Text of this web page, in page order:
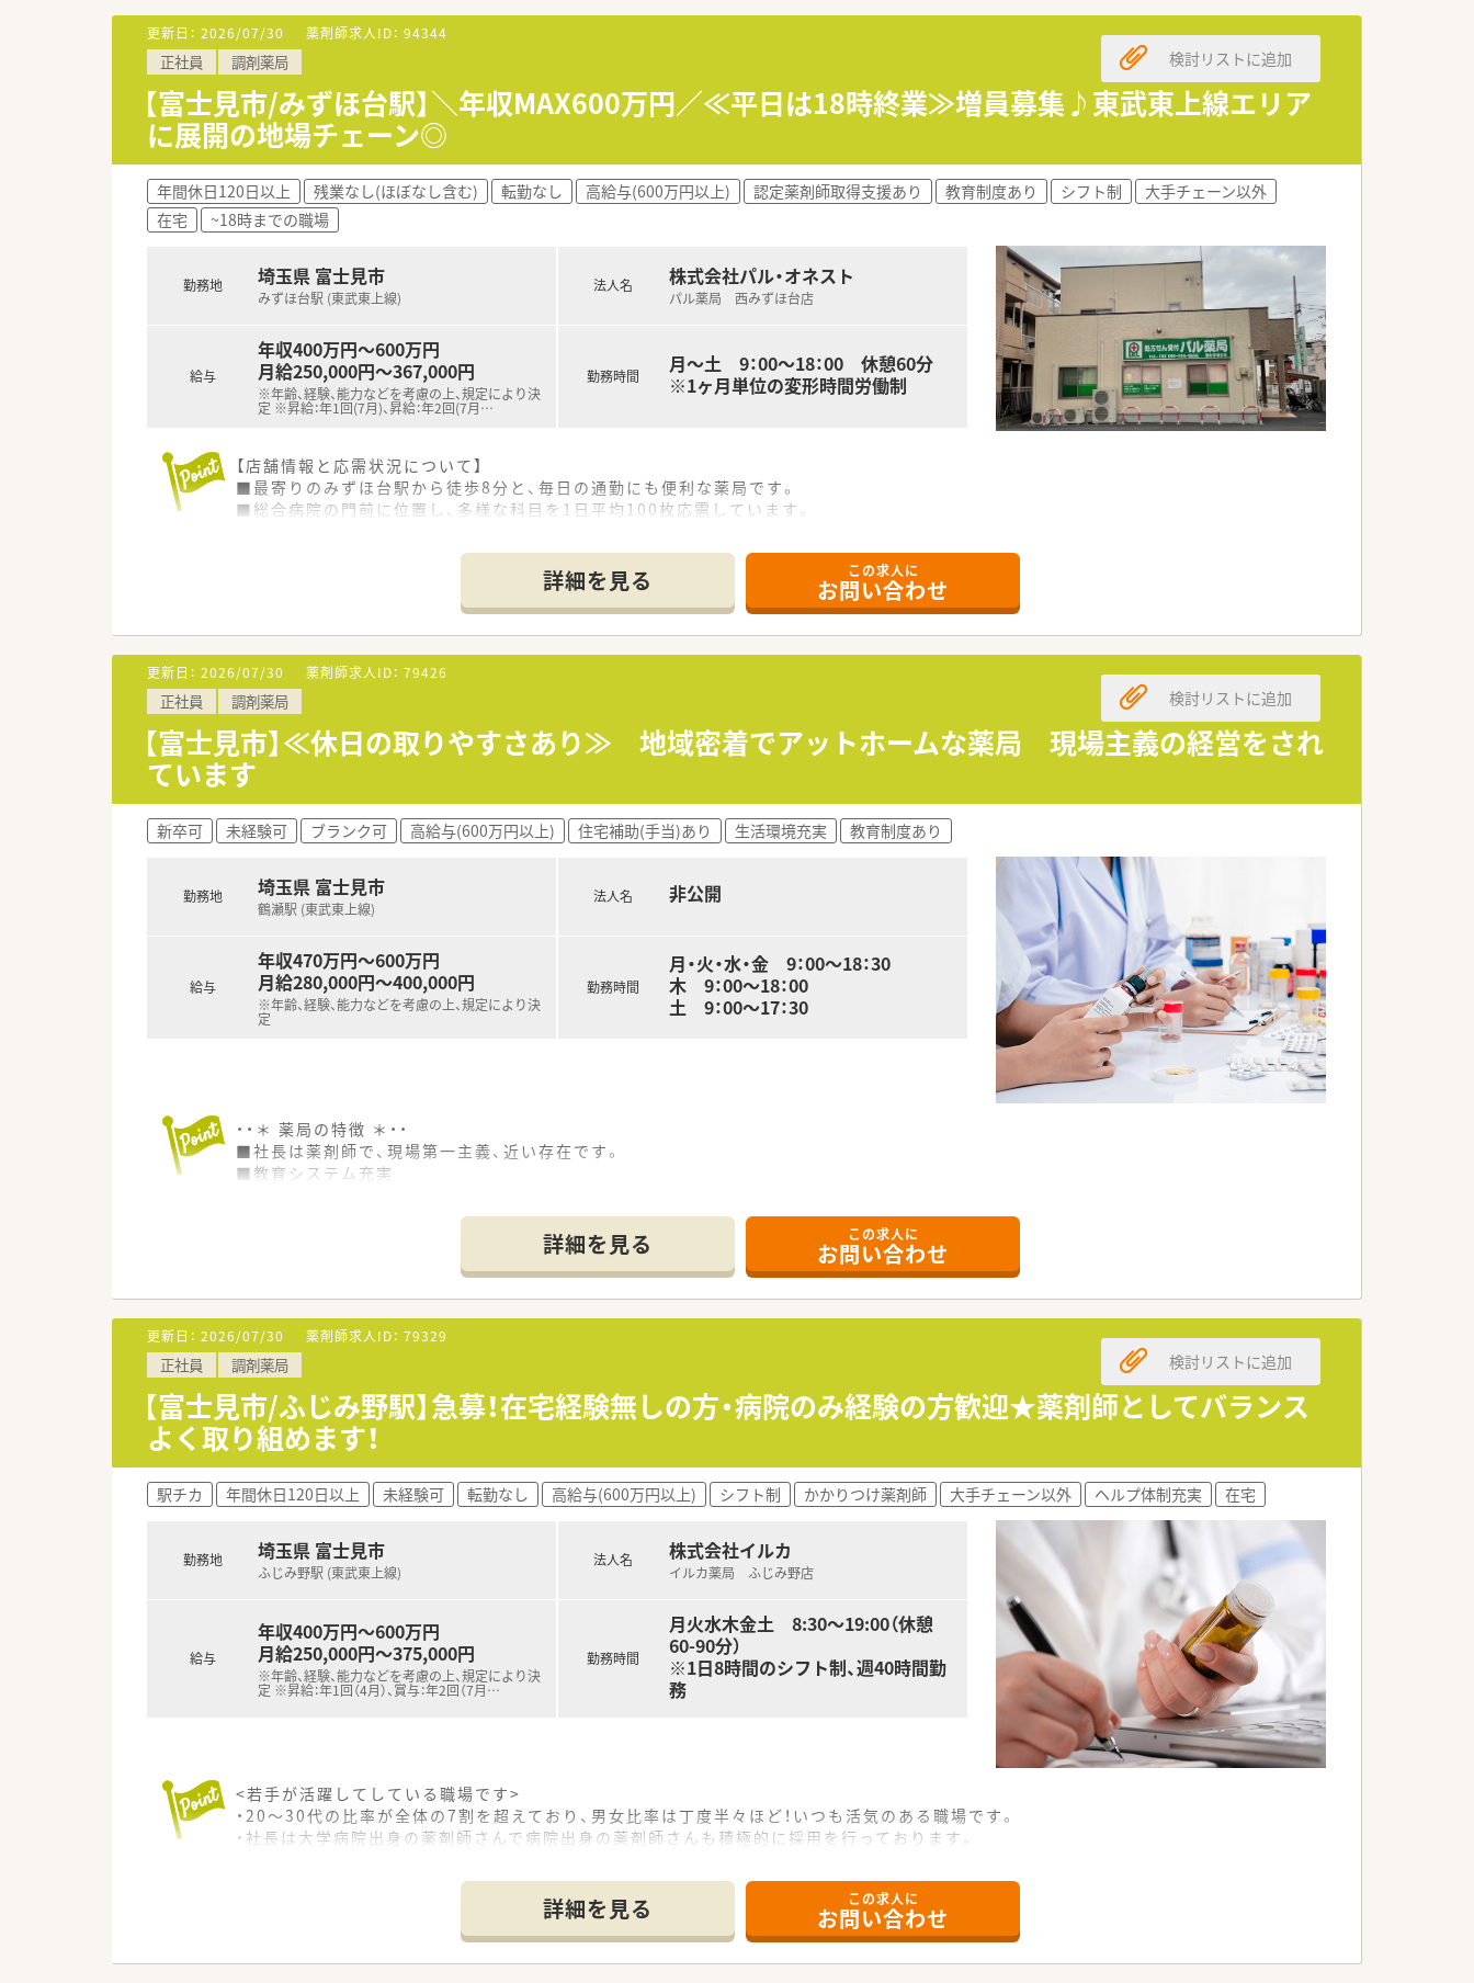
【勤務実態について】
■年間休日は120日以上が確保されており、プライベートの時間も大切にできます。
■勤務薬剤師の月平均残業時間は5時間程度と、ワークライフバランスを重視しています。
■週40時間の変形労働時間制を導入しており、メリハリをつけて働くことが可能です。
【こんな取り組みをしています】
■処方箋がなくても立ち寄れる薬局を目指し、カフェの運営やラジオ放送を行っています。
■地域住民の健康をサポートするため、店舗での水素水提供や健康イベントを開催します。
■薬剤師と管理栄養士が連携し、オリジナルのクラフトビールを制作した実績もあります。
更新日： 2026/07/30 薬剤師求人ID： 94344
正社員 調剤薬局
【富士見市/みずほ台駅】＼年収MAX600万円／≪平日は18時終業≫増員募集♪東武東上線エリア
に展開の地場チェーン◎
検討リストに追加
年間休日120日以上 残業なし(ほぼなし含む) 転勤なし 高給与(600万円以上) 認定薬剤師取得支援あり 教育制度あり シフト制
大手チェーン以外
在宅
~18時までの職場
勤務地 埼玉県 富士見市
みずほ台駅 (東武東上線)
給与
年収400万円～600万円
月給250,000円～367,000円
※年齢、経験、能力などを考慮の上、規定により決
定 ※昇給：年1回(7月)、昇給：年2回(7月…
法人名 株式会社パル・オネスト
パル薬局 西みずほ台店
勤務時間
月～土 9：00～18：00 休憩60分
※1ヶ月単位の変形時間労働制
【店舗情報と応需状況について】
■最寄りのみずほ台駅から徒歩8分と、毎日の通勤にも便利な薬局です。
■総合病院の門前に位置し、多様な科目を1日平均100枚応需しています。
■埼玉県と東京都の東武東上線沿線を中心に34店舗を展開する法人です。
■社員とその家族を大切にする理念を掲げ、安心して長く働ける環境です。
■地域に根差したドミナント戦略で、無理な転居を伴う異動はありません。
【想定されるキャリアイメージ】
■総合門前での経験を活かし、認定薬剤師の資格取得を目指すことができます。
■一般薬剤師から薬局長、エリアマネージャーへと着実にステップアップできます。
■能力と意欲次第では30代で部長職に就くことも可能で、実績もあります。
【こんな取り組みをしています】
■処方箋がなくても気軽に立ち寄れるよう、カフェの運営やイベントを開催です。
■地域の健康サポートのため、水素水サーバーの設置など独自の試みも多いです。
詳細を見る この求人に
お問い合わせ
更新日： 2026/07/30 薬剤師求人ID： 79426
正社員 調剤薬局
【富士見市】≪休日の取りやすさあり≫ 地域密着でアットホームな薬局 現場主義の経営をされ
ています
検討リストに追加
新卒可 未経験可 ブランク可 高給与(600万円以上) 住宅補助(手当)あり 生活環境充実 教育制度あり
勤務地 埼玉県 富士見市
鶴瀬駅 (東武東上線)
給与
年収470万円～600万円
月給280,000円～400,000円
※年齢、経験、能力などを考慮の上、規定により決
定
法人名 非公開
勤務時間
月・火・水・金 9：00～18：30
木 9：00～18：00
土 9：00～17：30
・・＊ 薬局の特徴 ＊・・
■社長は薬剤師で、現場第一主義、近い存在です。
■教育システム充実
その他メーカー勉強会、薬剤師会などもあります。
新薬情報・ビタミン剤虎の巻、AX管理、SNETQD、書籍など環境を整っています。
ご家族、ご友人と利用できる会員制リゾートホテルがあります。
■チームワーク強化のため、社内親睦会、社内レクリエーション、クラブ活動があります。
詳細を見る この求人に
お問い合わせ
更新日： 2026/07/30 薬剤師求人ID： 79329
正社員 調剤薬局
【富士見市/ふじみ野駅】急募！在宅経験無しの方・病院のみ経験の方歓迎★薬剤師としてバランス
よく取り組めます！
検討リストに追加
駅チカ 年間休日120日以上 未経験可 転勤なし 高給与(600万円以上) シフト制 かかりつけ薬剤師 大手チェーン以外 ヘルプ体制充実 在宅
勤務地 埼玉県 富士見市
ふじみ野駅 (東武東上線)
給与
年収400万円～600万円
月給250,000円～375,000円
※年齢、経験、能力などを考慮の上、規定により決
定 ※昇給：年1回（4月）、賞与：年2回（7月…
法人名 株式会社イルカ
イルカ薬局 ふじみ野店
勤務時間
月火水木金土 8:30～19:00（休憩
60-90分）
※1日8時間のシフト制、週40時間勤
務
<若手が活躍してしている職場です>
・20～30代の比率が全体の7割を超えており、男女比率は丁度半々ほど！いつも活気のある職場です。
・社長は大学病院出身の薬剤師さんで病院出身の薬剤師さんも積極的に採用を行っております。
<無菌調剤室を完備！幅広い経験を積めます>
・調剤薬局には珍しく無菌調剤室を完備しており、貴重な経験を積めます。
外来も100～200枚/日 在宅も個人・施設ともに積極的に行っており、こちらの薬局で就業できれば薬剤師として一人前といっても過言
詳細を見る この求人に
お問い合わせ